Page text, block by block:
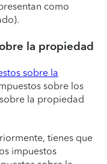
como
la propiedad
sobre la
sobre los
la propiedad
tienes que
impuestos